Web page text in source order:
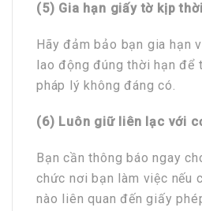
(5) Gia hạn giấy tờ kịp thời
Hãy đảm bảo bạn gia hạn
lao động đúng thời hạn để
pháp lý không đáng có.
(6) Luôn giữ liên lạc với
Bạn cần thông báo ngay
chức nơi bạn làm việc nếu
nào liên quan đến giấy